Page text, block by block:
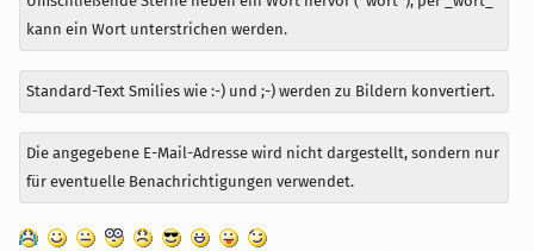
kann ein Wort unterstrichen werden.
Standard-Text Smilies wie :-) und ;-) werden zu Bildern konvertiert.
Die angegebene E-Mail-Adresse wird nicht dargestellt, sondern nur
für eventuelle Benachrichtigungen verwendet.